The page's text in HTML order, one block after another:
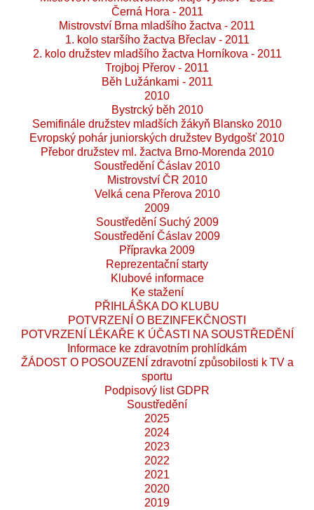
Černá Hora - 2011
Mistrovství Brna mladšího žactva - 2011
1. kolo staršího žactva Břeclav - 2011
2. kolo družstev mladšího žactva Horníkova - 2011
Trojboj Přerov - 2011
Běh Lužánkami - 2011
2010
Bystrcký běh 2010
Semifinále družstev mladších žákyň Blansko 2010
Evropský pohár juniorských družstev Bydgošť 2010
Přebor družstev ml. žactva Brno-Morenda 2010
Soustředění Čáslav 2010
Mistrovství ČR 2010
Velká cena Přerova 2010
2009
Soustředění Suchý 2009
Soustředění Čáslav 2009
Přípravka 2009
Reprezentační starty
Klubové informace
Ke stažení
PŘIHLÁŠKA DO KLUBU
POTVRZENÍ O BEZINFEKČNOSTI
POTVRZENÍ LÉKAŘE K ÚČASTI NA SOUSTŘEDĚNÍ
Informace ke zdravotním prohlídkám
ŽÁDOST O POSOUZENÍ zdravotní způsobilosti k TV a
sportu
Podpisový list GDPR
Soustředění
2025
2024
2023
2022
2021
2020
2019